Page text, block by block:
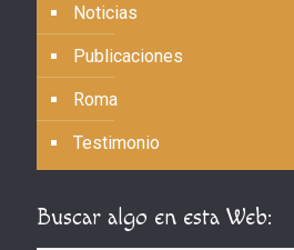
Noticias
Publicaciones
Roma
Testimonio
Buscar algo en esta Web: